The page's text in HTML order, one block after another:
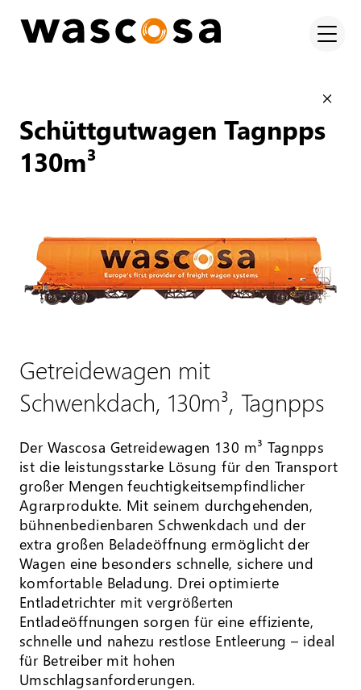
Schüttgutwagen Tagnpps
130m³
Getreidewagen mit
Schwenkdach, 130m³, Tagnpps
Der Wascosa Getreidewagen 130 m³ Tagnpps
ist die leistungsstarke Lösung für den Transport
großer Mengen feuchtigkeitsempfindlicher
Agrarprodukte. Mit seinem durchgehenden,
bühnenbedienbaren Schwenkdach und der
extra großen Beladeöffnung ermöglicht der
Wagen eine besonders schnelle, sichere und
komfortable Beladung. Drei optimierte
Entladetrichter mit vergrößerten
Entladeöffnungen sorgen für eine effiziente,
schnelle und nahezu restlose Entleerung – ideal
für Betreiber mit hohen
Umschlagsanforderungen.